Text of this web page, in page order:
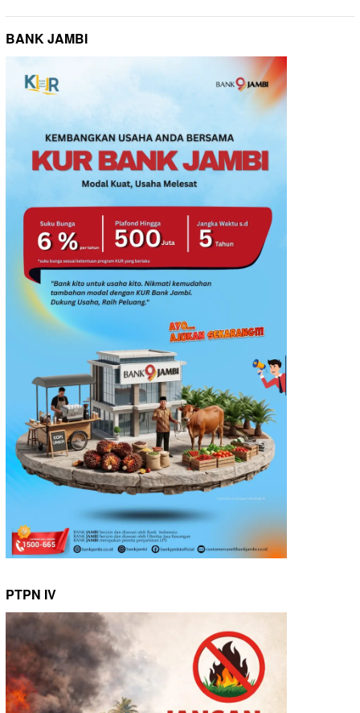
BANK JAMBI
PTPN IV